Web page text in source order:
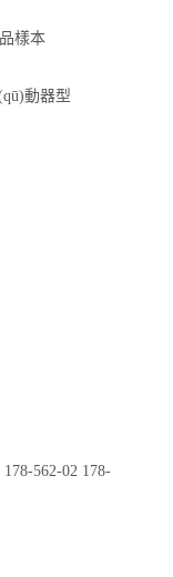
樣本
動器型
562-02 178-